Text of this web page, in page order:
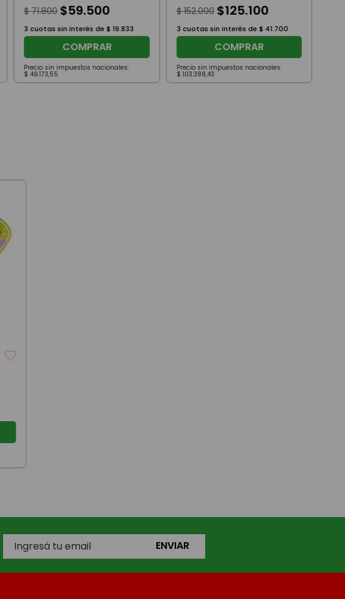
$ 71.800 $59.500
3 cuotas sin interés de $ 19.833
COMPRAR
Precio sin impuestos nacionales:
$ 49.173,55
$ 152.000 $125.100
3 cuotas sin interés de $ 41.700
COMPRAR
Precio sin impuestos nacionales:
$ 103.388,43
ENVIAR